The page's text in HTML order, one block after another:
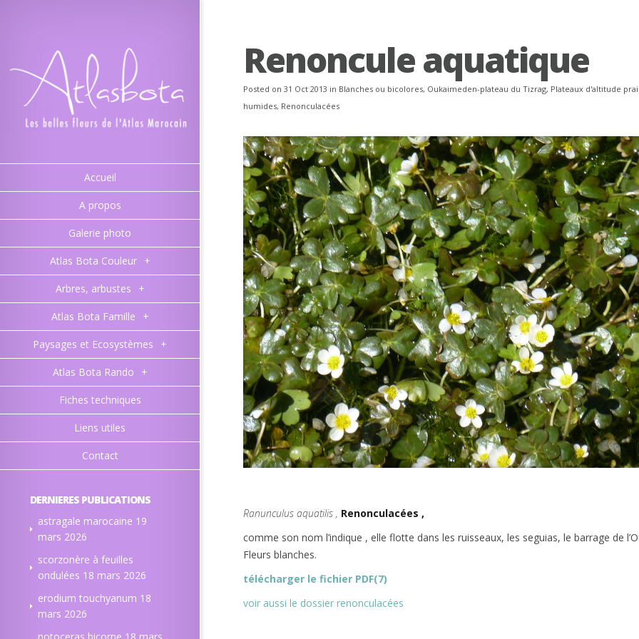
Accueil
A propos
Galerie photo
Atlas Bota Couleur +
Arbres, arbustes +
Atlas Bota Famille +
Paysages et Ecosystèmes +
Atlas Bota Rando +
Fiches techniques
Liens utiles
Contact
DERNIERES PUBLICATIONS
astragale marocaine 19
mars 2026
scorzonère à feuilles
ondulées 18 mars 2026
erodium touchyanum 18
mars 2026
Renoncule aquatique
Posted on 31 Oct 2013 in Blanches ou bicolores, Oukaimeden-plateau du Tizrag, Plateaux d'altitude
humides, Renonculacées
Ranunculus aquatilis , Renonculacées ,
comme son nom l’indique , elle flotte dans les ruisseaux, les seguias, le barrage de
Fleurs blanches.
télécharger le fichier PDF(7)
voir aussi le dossier renonculacées